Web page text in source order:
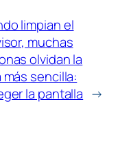
limpian el
muchas
olvidan la
más sencilla:
la pantalla →